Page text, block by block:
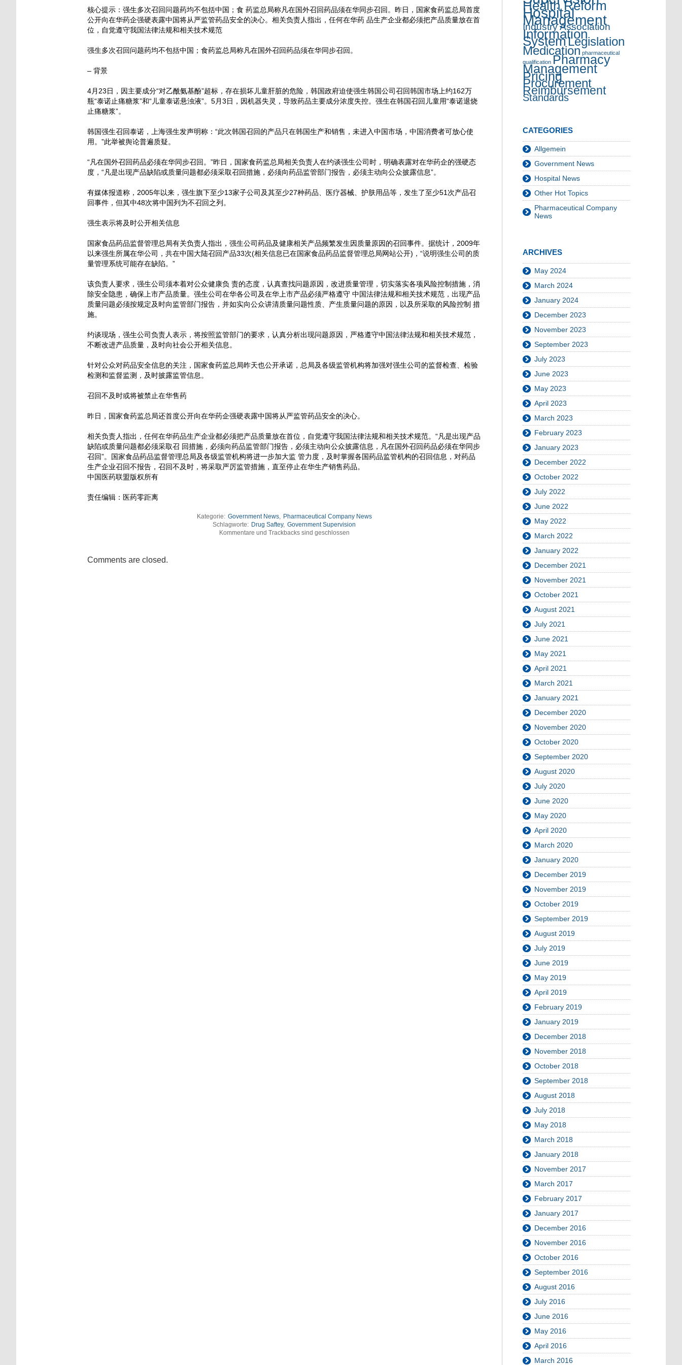
核心提示：强生多次召回问题药均不包括中国；食 药监总局称凡在国外召回药品须在华同步召回。昨日，国家食药监总局首度
公开向在华药企强硬表露中国将从严监管药品安全的决心。相关负责人指出，任何在华药 品生产企业都必须把产品质量放在首
位，自觉遵守我国法律法规和相关技术规范
强生多次召回问题药均不包括中国；食药监总局称凡在国外召回药品须在华同步召回。
– 背景
4月23日，因主要成分“对乙酰氨基酚”超标，存在损坏儿童肝脏的危险，韩国政府迫使强生韩国公司召回韩国市场上约162万
瓶“泰诺止痛糖浆”和“儿童泰诺悬浊液”。5月3日，因机器失灵，导致药品主要成分浓度失控。强生在韩国召回儿童用“泰诺退烧
止痛糖浆”。
韩国强生召回泰诺，上海强生发声明称：“此次韩国召回的产品只在韩国生产和销售，未进入中国市场，中国消费者可放心使
用。”此举被舆论普遍质疑。
“凡在国外召回药品必须在华同步召回。”昨日，国家食药监总局相关负责人在约谈强生公司时，明确表露对在华药企的强硬态
度，“凡是出现产品缺陷或质量问题都必须采取召回措施，必须向药品监管部门报告，必须主动向公众披露信息”。
有媒体报道称，2005年以来，强生旗下至少13家子公司及其至少27种药品、医疗器械、护肤用品等，发生了至少51次产品召
回事件，但其中48次将中国列为不召回之列。
强生表示将及时公开相关信息
国家食品药品监督管理总局有关负责人指出，强生公司药品及健康相关产品频繁发生因质量原因的召回事件。据统计，2009年
以来强生所属在华公司，共在中国大陆召回产品33次(相关信息已在国家食品药品监督管理总局网站公开)，“说明强生公司的质
量管理系统可能存在缺陷。”
该负责人要求，强生公司须本着对公众健康负 责的态度，认真查找问题原因，改进质量管理，切实落实各项风险控制措施，消
除安全隐患，确保上市产品质量。强生公司在华各公司及在华上市产品必须严格遵守 中国法律法规和相关技术规范，出现产品
质量问题必须按规定及时向监管部门报告，并如实向公众讲清质量问题性质、产生质量问题的原因，以及所采取的风险控制 措
施。
约谈现场，强生公司负责人表示，将按照监管部门的要求，认真分析出现问题原因，严格遵守中国法律法规和相关技术规范，
不断改进产品质量，及时向社会公开相关信息。
针对公众对药品安全信息的关注，国家食药监总局昨天也公开承诺，总局及各级监管机构将加强对强生公司的监督检查、检验
检测和监督监测，及时披露监管信息。
召回不及时或将被禁止在华售药
昨日，国家食药监总局还首度公开向在华药企强硬表露中国将从严监管药品安全的决心。
相关负责人指出，任何在华药品生产企业都必须把产品质量放在首位，自觉遵守我国法律法规和相关技术规范。“凡是出现产品
缺陷或质量问题都必须采取召 回措施，必须向药品监管部门报告，必须主动向公众披露信息，凡在国外召回药品必须在华同步
召回”。国家食品药品监督管理总局及各级监管机构将进一步加大监 管力度，及时掌握各国药品监管机构的召回信息，对药品
生产企业召回不报告，召回不及时，将采取严厉监管措施，直至停止在华生产销售药品。
中国医药联盟版权所有
责任编辑：医药零距离
Kategorie: Government News, Pharmaceutical Company News
Schlagworte: Drug Saftey, Government Supervision
Kommentare und Trackbacks sind geschlossen
Comments are closed.
Health Reform
Hospital
Management
Industry Association
Information
SystemLegislation
Medication pharmaceutical
qualification Pharmacy
Management
Pricing
Procurement
Reimbursement
Standards
CATEGORIES
Allgemein
Government News
Hospital News
Other Hot Topics
Pharmaceutical Company
News
ARCHIVES
May 2024
March 2024
January 2024
December 2023
November 2023
September 2023
July 2023
June 2023
May 2023
April 2023
March 2023
February 2023
January 2023
December 2022
October 2022
July 2022
June 2022
May 2022
March 2022
January 2022
December 2021
November 2021
October 2021
August 2021
July 2021
June 2021
May 2021
April 2021
March 2021
January 2021
December 2020
November 2020
October 2020
September 2020
August 2020
July 2020
June 2020
May 2020
April 2020
March 2020
January 2020
December 2019
November 2019
October 2019
September 2019
August 2019
July 2019
June 2019
May 2019
April 2019
February 2019
January 2019
December 2018
November 2018
October 2018
September 2018
August 2018
July 2018
May 2018
March 2018
January 2018
November 2017
March 2017
February 2017
January 2017
December 2016
November 2016
October 2016
September 2016
August 2016
July 2016
June 2016
May 2016
April 2016
March 2016